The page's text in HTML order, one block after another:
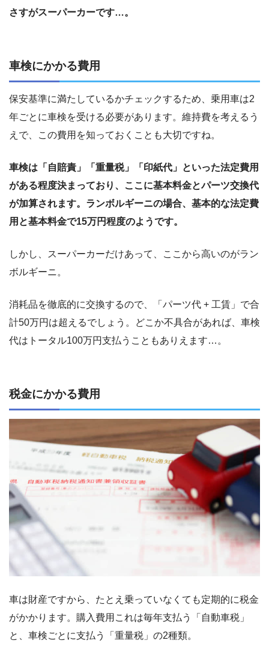
さすがスーパーカーです…。
車検にかかる費用
保安基準に満たしているかチェックするため、乗用車は2
年ごとに車検を受ける必要があります。維持費を考えるう
えで、この費用を知っておくことも大切ですね。
車検は「自賠責」「重量税」「印紙代」といった法定費用
がある程度決まっており、ここに基本料金とパーツ交換代
が加算されます。ランボルギーニの場合、基本的な法定費
用と基本料金で15万円程度のようです。
しかし、スーパーカーだけあって、ここから高いのがラン
ボルギーニ。
消耗品を徹底的に交換するので、「パーツ代 + 工賃」で合
計50万円は超えるでしょう。どこか不具合があれば、車検
代はトータル100万円支払うこともありえます…。
税金にかかる費用
車は財産ですから、たとえ乗っていなくても定期的に税金
がかかります。購入費用これは毎年支払う「自動車税」
と、車検ごとに支払う「重量税」の2種類。